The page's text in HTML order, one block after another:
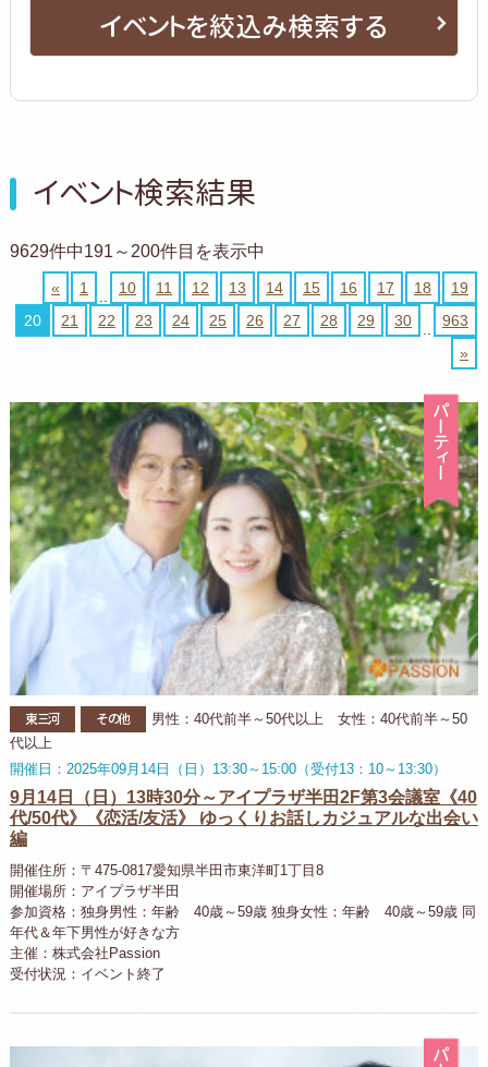
イベントを絞込み検索する
イベント検索結果
9629件中191～200件目を表示中
« 1 10 11 12 13 14 15 16 17 18
19
20
21 22 23 24 25 26 27 28 29 30
963
»
パ
東三河 その他
男性：40代前半～50代以上 女性：40代前半～50
代以上
開催日：2025年09月14日（日）13:30～15:00（受付13：10～13:30）
9月14日（日）13時30分～アイプラザ半田2F第3会議室《40
代/50代》《恋活/友活》 ゆっくりお話しカジュアルな出会い
編
開催住所：〒475-0817愛知県半田市東洋町1丁目8
開催場所：アイプラザ半田
参加資格：独身男性：年齢 40歳～59歳 独身女性：年齢 40歳～59歳 同
年代＆年下男性が好きな方
主催：株式会社Passion
受付状況：イベント終了